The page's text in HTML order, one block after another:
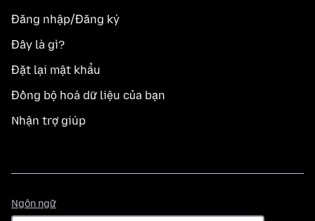
Đăng nhập/Đăng ký
Đây là gì?
Đặt lại mật khẩu
Đồng bộ hoá dữ liệu của bạn
Nhận trợ giúp
Ngôn ngữ
ngữ